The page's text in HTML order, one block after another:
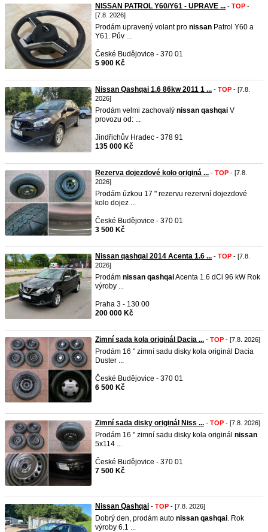
NISSAN PATROL Y60/Y61 - UPRAVE ... - TOP -
[7.8. 2026]
Prodám upravený volant pro nissan Patrol Y60 a
Y61. Pův ...
České Budějovice - 370 01
5 900 Kč
Nissan Qashqai 1.6 86kw 2011 1 ... - TOP - [7.8.
2026]
Prodám velmi zachovalý nissan qashqai V
provozu od: ...
Jindřichův Hradec - 378 91
135 000 Kč
Rezerva dojezdové kolo originá ... - TOP - [7.8.
2026]
Prodám úzkou 17 " rezervu rezervní dojezdové
kolo dojez ...
České Budějovice - 370 01
3 500 Kč
Nissan qashqai 2014 Acenta 1.6 ... - TOP - [7.8.
2026]
Prodám nissan qashqaiAcenta 1.6 dCi 96 kW Rok
výroby ...
Praha 3 - 130 00
200 000 Kč
Zimní sada kola originál Dacia ... - TOP - [7.8. 2026]
Prodám 16 " zimní sadu disky kola originál Dacia
Duster ...
České Budějovice - 370 01
6 500 Kč
Zimní sada disky originál Niss ... - TOP - [7.8. 2026]
Prodám 16 " zimní sadu disky kola originál nissan
5x114 ...
České Budějovice - 370 01
7 500 Kč
Nissan Qashqai - TOP - [7.8. 2026]
Dobrý den, prodám auto nissan qashqai. Rok
výroby 6.1 ...